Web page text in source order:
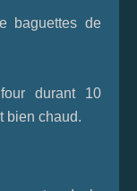
baguettes de
durant 10
bien chaud.